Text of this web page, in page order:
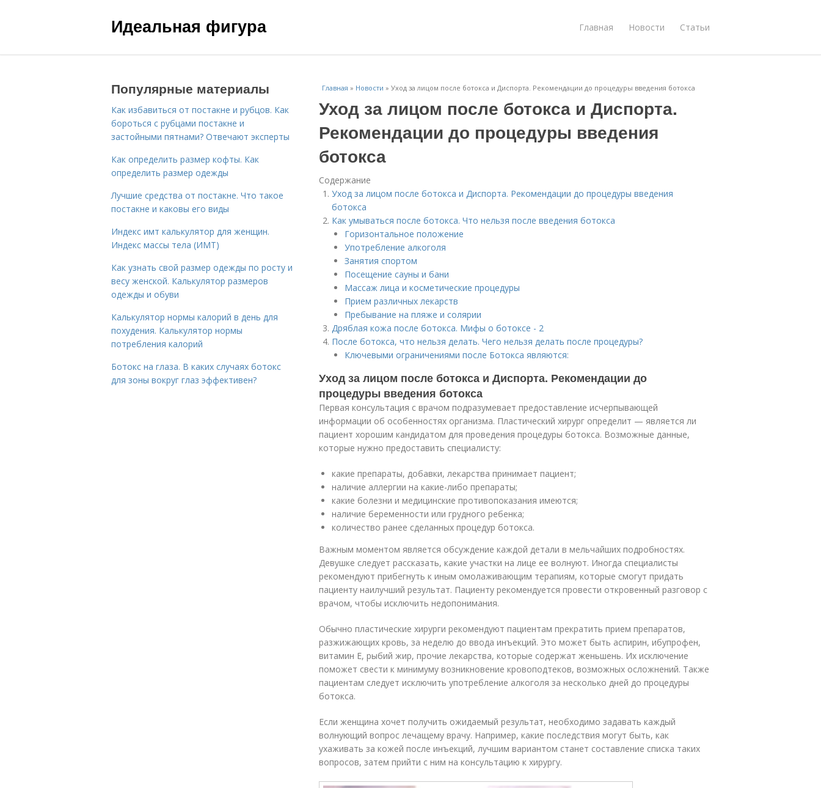
Идеальная фигура Главная Новости Статьи
Главная » Новости » Уход за лицом после ботокса и Диспорта. Рекомендации до процедуры введения ботокса
Уход за лицом после ботокса и Диспорта.
Рекомендации до процедуры введения
ботокса
Содержание
Уход за лицом после ботокса и Диспорта. Рекомендации до процедуры введения
ботокса
Как умываться после ботокса. Что нельзя после введения ботокса
Горизонтальное положение
Употребление алкоголя
Занятия спортом
Посещение сауны и бани
Массаж лица и косметические процедуры
Прием различных лекарств
Пребывание на пляже и солярии
Дряблая кожа после ботокса. Мифы о ботоксе - 2
После ботокса, что нельзя делать. Чего нельзя делать после процедуры?
Ключевыми ограничениями после Ботокса являются:
Уход за лицом после ботокса и Диспорта. Рекомендации до
процедуры введения ботокса
Первая консультация с врачом подразумевает предоставление исчерпывающей
информации об особенностях организма. Пластический хирург определит — является ли
пациент хорошим кандидатом для проведения процедуры ботокса. Возможные данные,
которые нужно предоставить специалисту:
какие препараты, добавки, лекарства принимает пациент;
наличие аллергии на какие-либо препараты;
какие болезни и медицинские противопоказания имеются;
наличие беременности или грудного ребенка;
количество ранее сделанных процедур ботокса.
Важным моментом является обсуждение каждой детали в мельчайших подробностях.
Девушке следует рассказать, какие участки на лице ее волнуют. Иногда специалисты
рекомендуют прибегнуть к иным омолаживающим терапиям, которые смогут придать
пациенту наилучший результат. Пациенту рекомендуется провести откровенный разговор с
врачом, чтобы исключить недопонимания.
Обычно пластические хирурги рекомендуют пациентам прекратить прием препаратов,
разжижающих кровь, за неделю до ввода инъекций. Это может быть аспирин, ибупрофен,
витамин Е, рыбий жир, прочие лекарства, которые содержат женьшень. Их исключение
поможет свести к минимуму возникновение кровоподтеков, возможных осложнений. Также
пациентам следует исключить употребление алкоголя за несколько дней до процедуры
ботокса.
Если женщина хочет получить ожидаемый результат, необходимо задавать каждый
волнующий вопрос лечащему врачу. Например, какие последствия могут быть, как
ухаживать за кожей после инъекций, лучшим вариантом станет составление списка таких
вопросов, затем прийти с ним на консультацию к хирургу.
Популярные материалы
Как избавиться от постакне и рубцов. Как
бороться с рубцами постакне и
застойными пятнами? Отвечают эксперты
Как определить размер кофты. Как
определить размер одежды
Лучшие средства от постакне. Что такое
постакне и каковы его виды
Индекс имт калькулятор для женщин.
Индекс массы тела (ИМТ)
Как узнать свой размер одежды по росту и
весу женской. Калькулятор размеров
одежды и обуви
Калькулятор нормы калорий в день для
похудения. Калькулятор нормы
потребления калорий
Ботокс на глаза. В каких случаях ботокс
для зоны вокруг глаз эффективен?